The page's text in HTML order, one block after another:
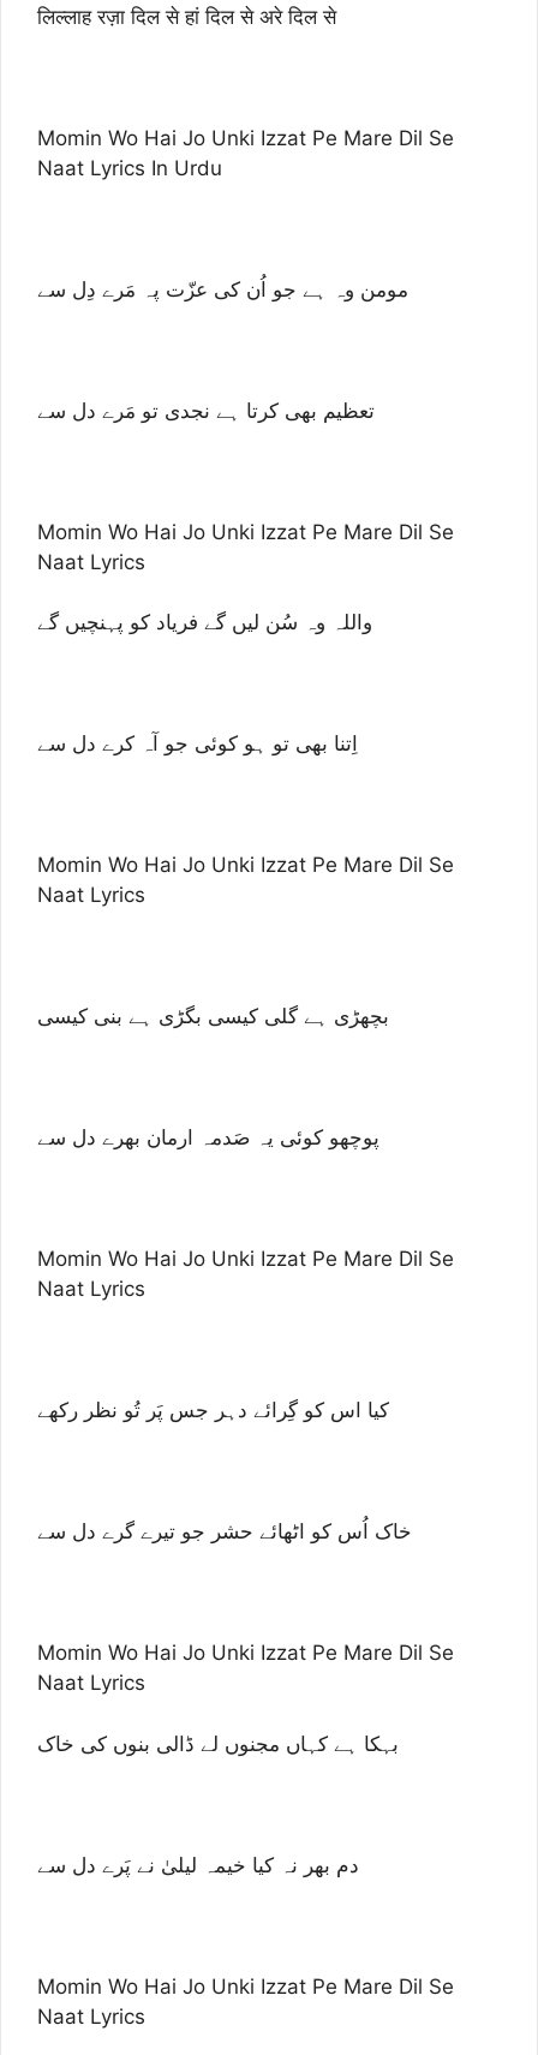
लिल्लाह रज़ा दिल से हां दिल से अरे दिल से
Momin Wo Hai Jo Unki Izzat Pe Mare Dil Se
Naat Lyrics In Urdu
مومن وہ ہے جو اُن کی عزّت پہ مَرے دِل سے
تعظیم بھی کرتا ہے نجدی تو مَرے دل سے
Momin Wo Hai Jo Unki Izzat Pe Mare Dil Se
Naat Lyrics
واللہ وہ سُن لیں گے فریاد کو پہنچیں گے
اِتنا بھی تو ہو کوئی جو آہ کرے دل سے
Momin Wo Hai Jo Unki Izzat Pe Mare Dil Se
Naat Lyrics
بچھڑی ہے گلی کیسی بگڑی ہے بنی کیسی
پوچھو کوئی یہ صَدمہ ارمان بھرے دل سے
Momin Wo Hai Jo Unki Izzat Pe Mare Dil Se
Naat Lyrics
کیا اس کو گِرائے دہر جس پَر تُو نظر رکھے
خاک اُس کو اٹھائے حشر جو تیرے گرے دل سے
Momin Wo Hai Jo Unki Izzat Pe Mare Dil Se
Naat Lyrics
بہکا ہے کہاں مجنوں لے ڈالی بنوں کی خاک
دم بھر نہ کیا خیمہ لیلیٰ نے پَرے دل سے
Momin Wo Hai Jo Unki Izzat Pe Mare Dil Se
Naat Lyrics